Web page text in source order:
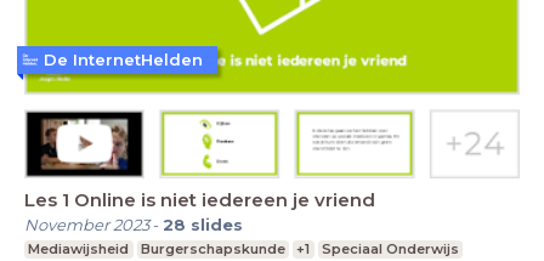
Les 1 Online is niet iedereen je vriend
November 2023- 28 slides
Mediawijsheid Burgerschapskunde +1
Speciaal Onderwijs
De InternetHelden